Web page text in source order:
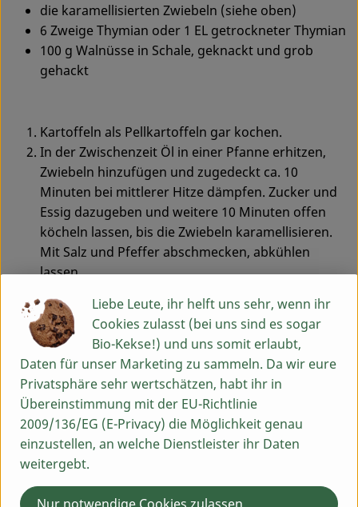
die karamellisierten Zwiebeln (siehe oben)
6 Zweige Thymian oder 1 EL getrockneter Thymian
100 g Walnüsse in Schale, geknackt und grob
gehackt
Kartoffeln als Pellkartoffeln gar kochen.
In der Zwischenzeit Öl in einer Pfanne erhitzen,
Zwiebeln hinzufügen und zugedeckt ca. 10
Minuten bei mittlerer Hitze dämpfen. Zucker und
Essig dazugeben und weitere 10 Minuten offen
köcheln lassen, bis die Zwiebeln karamellisieren.
Mit Salz und Pfeffer abschmecken, abkühlen
lassen.
die noch heißen Pellkartoffeln komplett mit Schale
hineinlegen. Mit einem Glas die Kartoffeln
zerdrücken und am Rand hochdrücken, bis ein
regelmäßiger Kartoffelboden mit Rand entsteht.
Kräftig salzen und pfeffern. In der Mitte des
Backofens 10 Minuten vorbacken, Form
herausnehmen und ein paar Minuten abkühlen
lassen.
Crème fraîche auf dem Kartoffelboden verteilen.
Gewürfelten Käse, karamellisierte Zwiebeln und
Liebe Leute, ihr helft uns sehr, wenn ihr
Cookies zulasst (bei uns sind es sogar
Bio-Kekse!) und uns somit erlaubt,
Daten für unser Marketing zu sammeln. Da wir eure
Privatsphäre sehr wertschätzen, habt ihr in
Übereinstimmung mit der EU-Richtlinie
2009/136/EG (E-Privacy) die Möglichkeit genau
einzustellen, an welche Dienstleister ihr Daten
weitergebt.
Nur notwendige Cookies zulassen